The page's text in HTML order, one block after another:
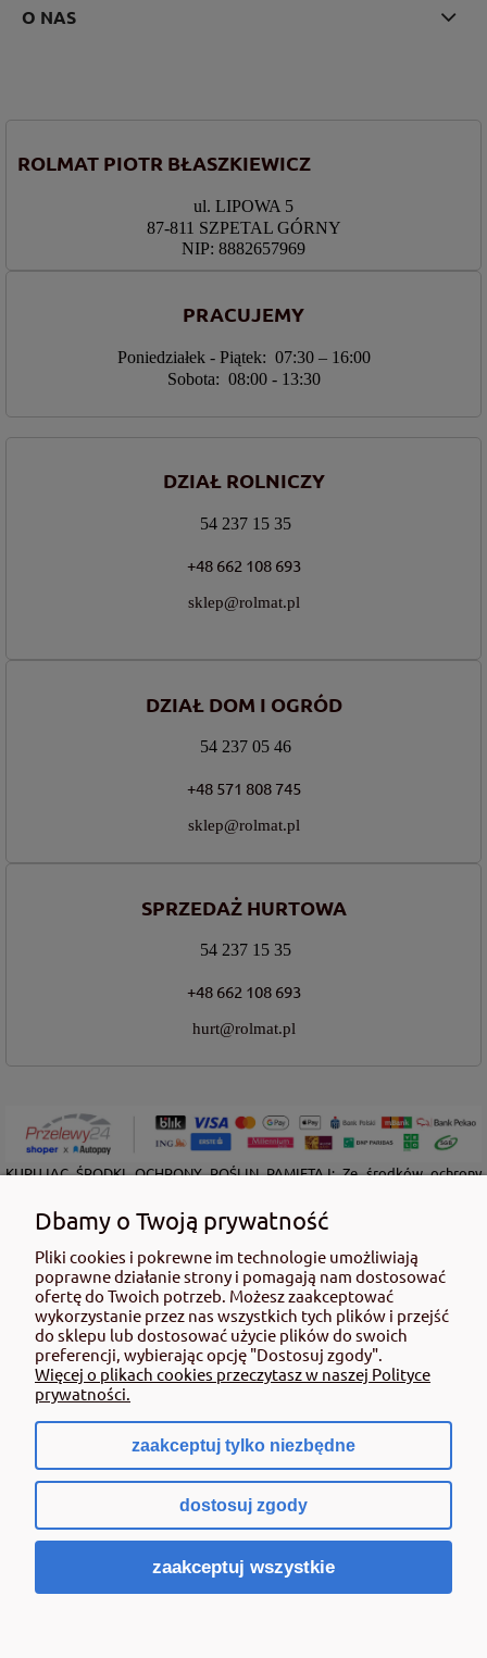
O NAS
ROLMAT PIOTR BŁASZKIEWICZ
ul. LIPOWA 5
87-811 SZPETAL GÓRNY
NIP: 8882657969
PRACUJEMY
Poniedziałek - Piątek: 07:30 – 16:00
Sobota: 08:00 - 13:30
DZIAŁ ROLNICZY
54 237 15 35
+48 662 108 693
sklep@rolmat.pl
DZIAŁ DOM I OGRÓD
54 237 05 46
+48 571 808 745
sklep@rolmat.pl
SPRZEDAŻ HURTOWA
54 237 15 35
+48 662 108 693
hurt@rolmat.pl
KUPUJĄC ŚRODKI OCHRONY ROŚLIN PAMIĘTAJ: Ze środków ochrony
użyciem przeczytaj informacje zamieszczone w etykiecie i informacje
dotyczące produktu. Zwróć uwagę na zwroty wskazujące rodzaj zagrożenia
oraz przestrzegaj środków bezpieczeństwa zamieszczonych w etykiecie.
Środki ochrony roślin do użytku profesjonalnego mogą być nabyte tylko i
wyłącznie przez osoby pełnoletnie oraz posiadające kwalifikacje
wymagane od osób nabywających środki ochrony roślin określone w
ustawie (art. 28 Ustawy z dn. 8 marca 2013 r. o Środkach Ochrony Roślin Dz.
Ustw 2020 poz.2097 z pózn. zm.) Niespełnienie powyższych warunków jest
złamaniem regulaminu sklepu.
pokaż pełną wersję strony
Sklep internetowy Shoper.pl
Dbamy o Twoją prywatność
Pliki cookies i pokrewne im technologie umożliwiają
poprawne działanie strony i pomagają nam dostosować
ofertę do Twoich potrzeb. Możesz zaakceptować
wykorzystanie przez nas wszystkich tych plików i przejść
do sklepu lub dostosować użycie plików do swoich
preferencji, wybierając opcję "Dostosuj zgody".
Więcej o plikach cookies przeczytasz w naszej Polityce
prywatności.
zaakceptuj tylko niezbędne
dostosuj zgody
zaakceptuj wszystkie